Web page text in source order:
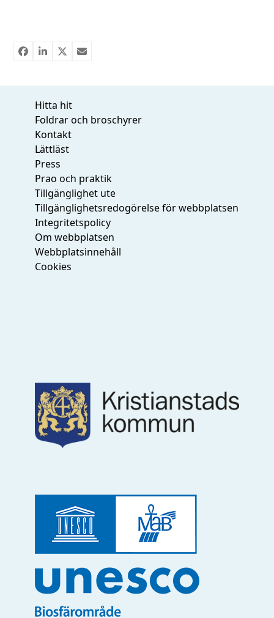
Hitta hit
Foldrar och broschyrer
Kontakt
Lättläst
Press
Prao och praktik
Tillgänglighet ute
Tillgänglighetsredogörelse för webbplatsen
Integritetspolicy
Om webbplatsen
Webbplatsinnehåll
Cookies